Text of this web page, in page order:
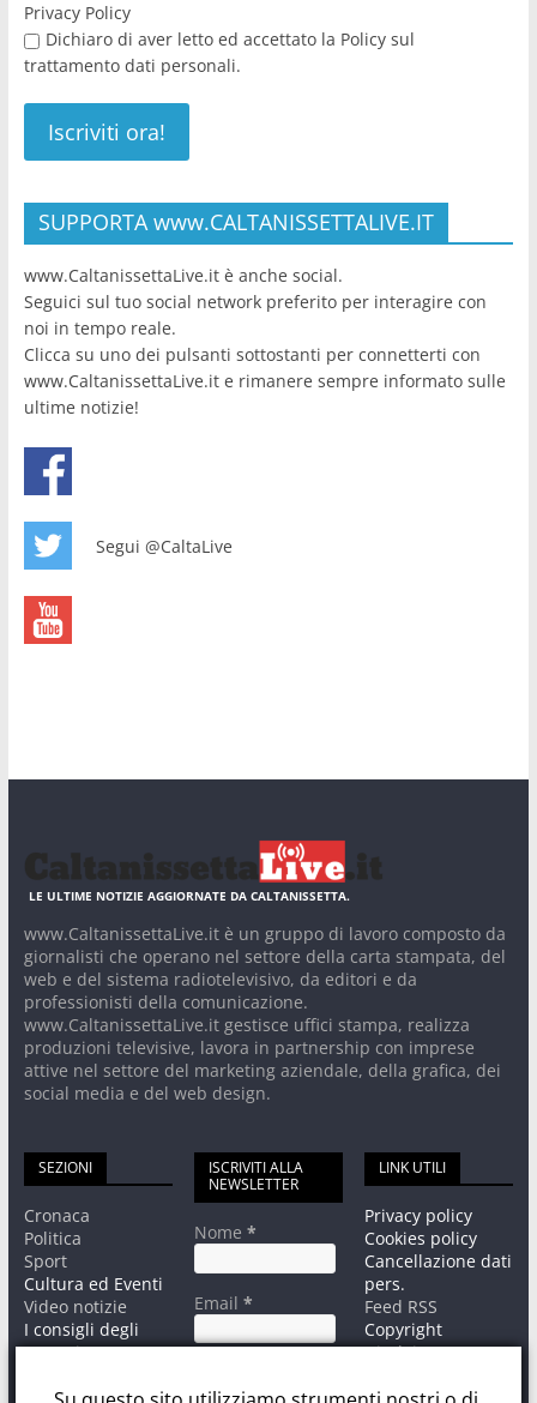
Privacy Policy
Dichiaro di aver letto ed accettato la Policy sul
trattamento dati personali.
SUPPORTA www.CALTANISSETTALIVE.IT
www.CaltanissettaLive.it è anche social.
Seguici sul tuo social network preferito per interagire con
noi in tempo reale.
Clicca su uno dei pulsanti sottostanti per connetterti con
www.CaltanissettaLive.it e rimanere sempre informato sulle
ultime notizie!
Segui @CaltaLive
LE ULTIME NOTIZIE AGGIORNATE DA CALTANISSETTA.
www.CaltanissettaLive.it è un gruppo di lavoro composto da
giornalisti che operano nel settore della carta stampata, del
web e del sistema radiotelevisivo, da editori e da
professionisti della comunicazione.
www.CaltanissettaLive.it gestisce uffici stampa, realizza
produzioni televisive, lavora in partnership con imprese
attive nel settore del marketing aziendale, della grafica, dei
social media e del web design.
SEZIONI
Cronaca
Politica
Sport
Cultura ed Eventi
Video notizie
I consigli degli
esperti
ISCRIVITI ALLA
NEWSLETTER
Nome*
Email*
trattamento dati
LINK UTILI
Privacy policy
Cookies policy
Cancellazione dati
pers.
Feed RSS
Copyright
Disclaimer